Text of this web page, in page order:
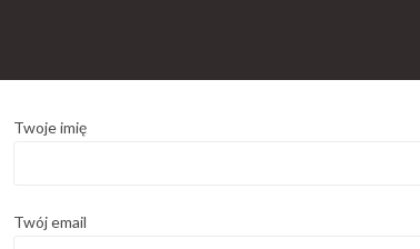
Twoje imię
Twój email